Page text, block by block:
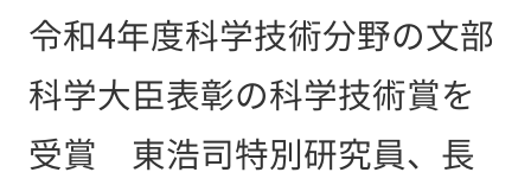
令和4年度科学技術分野の文部
科学大臣表彰の科学技術賞を
受賞 東浩司特別研究員、長